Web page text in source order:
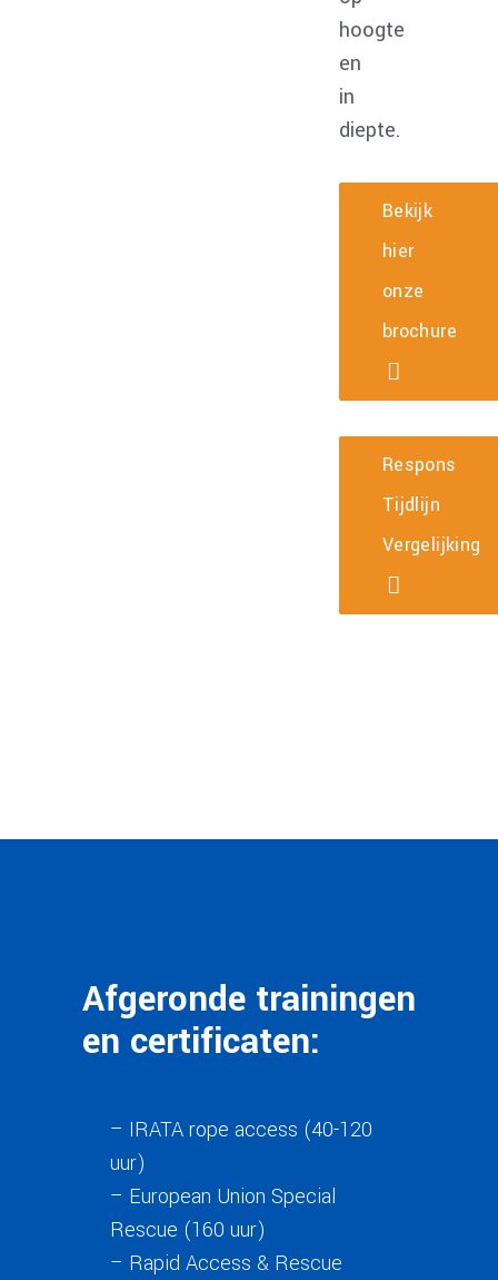
hoogte
en
in
diepte.
Bekijk
hier
onze
brochure
Respons
Tijdlijn
Vergelijking
Afgeronde trainingen
en certificaten:
– IRATA rope access (40-120
uur)
– European Union Special
Rescue (160 uur)
– Rapid Access & Rescue